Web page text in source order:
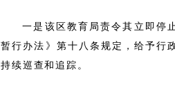
一是该区教育局责令其立即停
暂行办法》第十八条规定，给予行
持续巡查和追踪。